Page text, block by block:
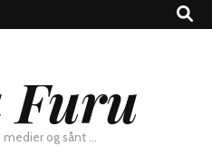
og sånt …